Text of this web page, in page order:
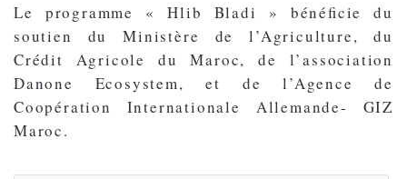
Le programme « Hlib Bladi » bénéﬁcie du
soutien du Ministère de l’Agriculture, du
Crédit Agricole du Maroc, de l’association
Danone Ecosystem, et de l’Agence de
Coopération Internationale Allemande- GIZ
Maroc.